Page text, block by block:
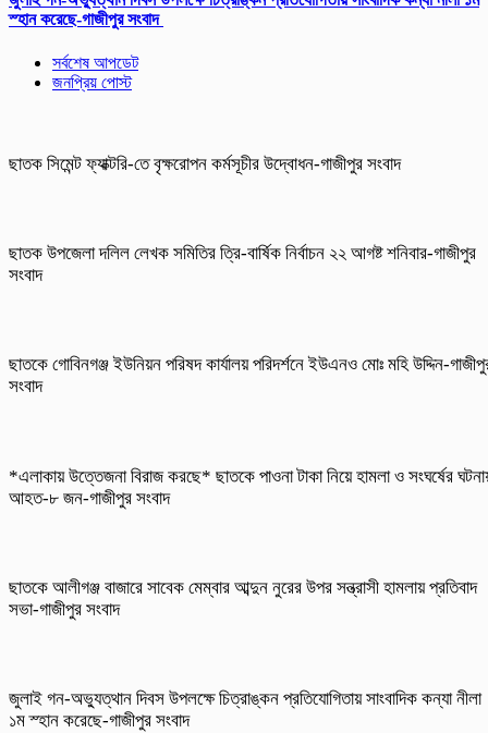
স্হান করেছে-গাজীপুর সংবাদ
সর্বশেষ আপডেট
জনপ্রিয় পোস্ট
ছাতক সিমেন্ট ফ্যাক্টরি-তে বৃক্ষরোপন কর্মসূচীর উদ্বোধন-গাজীপুর সংবাদ
ছাতক উপজেলা দলিল লেখক সমিতির ত্রি-বার্ষিক নির্বাচন ২২ আগষ্ট শনিবার-গাজীপুর
সংবাদ
ছাতকে গোবিনগঞ্জ ইউনিয়ন পরিষদ কার্যালয় পরিদর্শনে ইউএনও মোঃ মহি উদ্দিন-
সংবাদ
*এলাকায় উত্তেজনা বিরাজ করছে* ছাতকে পাওনা টাকা নিয়ে হামলা ও সংঘর্ষের
আহত-৮ জন-গাজীপুর সংবাদ
ছাতকে আলীগঞ্জ বাজারে সাবেক মেম্বার আব্দুন নুরের উপর সন্ত্রাসী হামলায় প্রতিবাদ
সভা-গাজীপুর সংবাদ
জুলাই গন-অভ্যুত্থান দিবস উপলক্ষে চিত্রাঙ্কন প্রতিযোগিতায় সাংবাদিক কন্যা নীলা
১ম স্হান করেছে-গাজীপুর সংবাদ